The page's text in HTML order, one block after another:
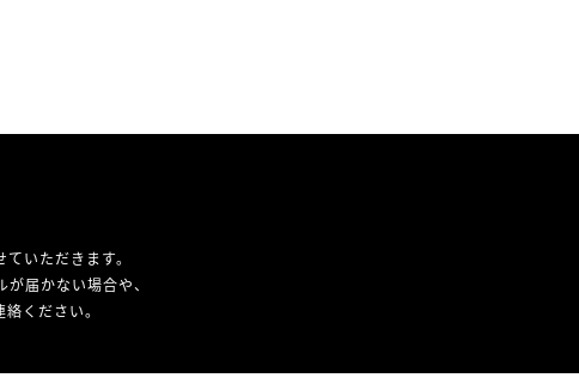
いただきます。
届かない場合や、
ください。